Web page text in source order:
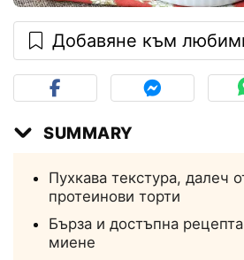
Добавяне към
SUMMARY
Пухкава текстура, далеч
протеинови торти
Бърза и достъпна
миене